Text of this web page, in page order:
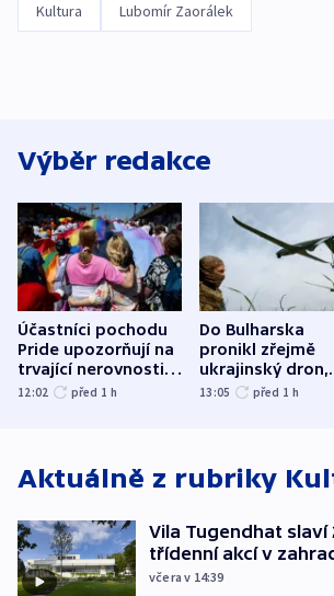
Kultura Lubomír Zaorálek
Výběr redakce
Účastníci pochodu
Pride upozorňují na
trvající nerovnosti i
společenskou
12:02 před 1 h
Do Bulharska
pronikl zřejmě
ukrajinský dron,
explodoval
13:05 před 1 h
Aktuálně z rubriky
Vila Tugendhat slaví
třídenní akcí v
včera v 14:39